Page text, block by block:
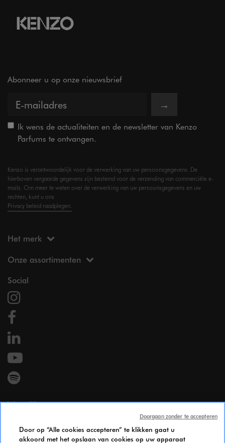
Abonneer u op onze nieuwsbrief
→
Ik wens de actualiteiten en de newsletter van Kenzo
Parfums te ontvangen.
Kenzo is verantwoordelijk voor de verwerking van uw persoonsgegevens. De
hierboven vergaarde gegevens zijn bestemd voor de verzending van commerciële e-
mails. Om meer te weten over de verwerking van uw persoonsgegevens en uw
rechten, kunt u ons
Privacy beleid raadplegen.
Het merk
Onze assortimenten
Social
Wettelijk
Persoonsgegevens
Door op “Alle cookies accepteren” te klikken gaat u
akkoord met het opslaan van cookies op uw apparaat
Doorgaan zonder te accepteren